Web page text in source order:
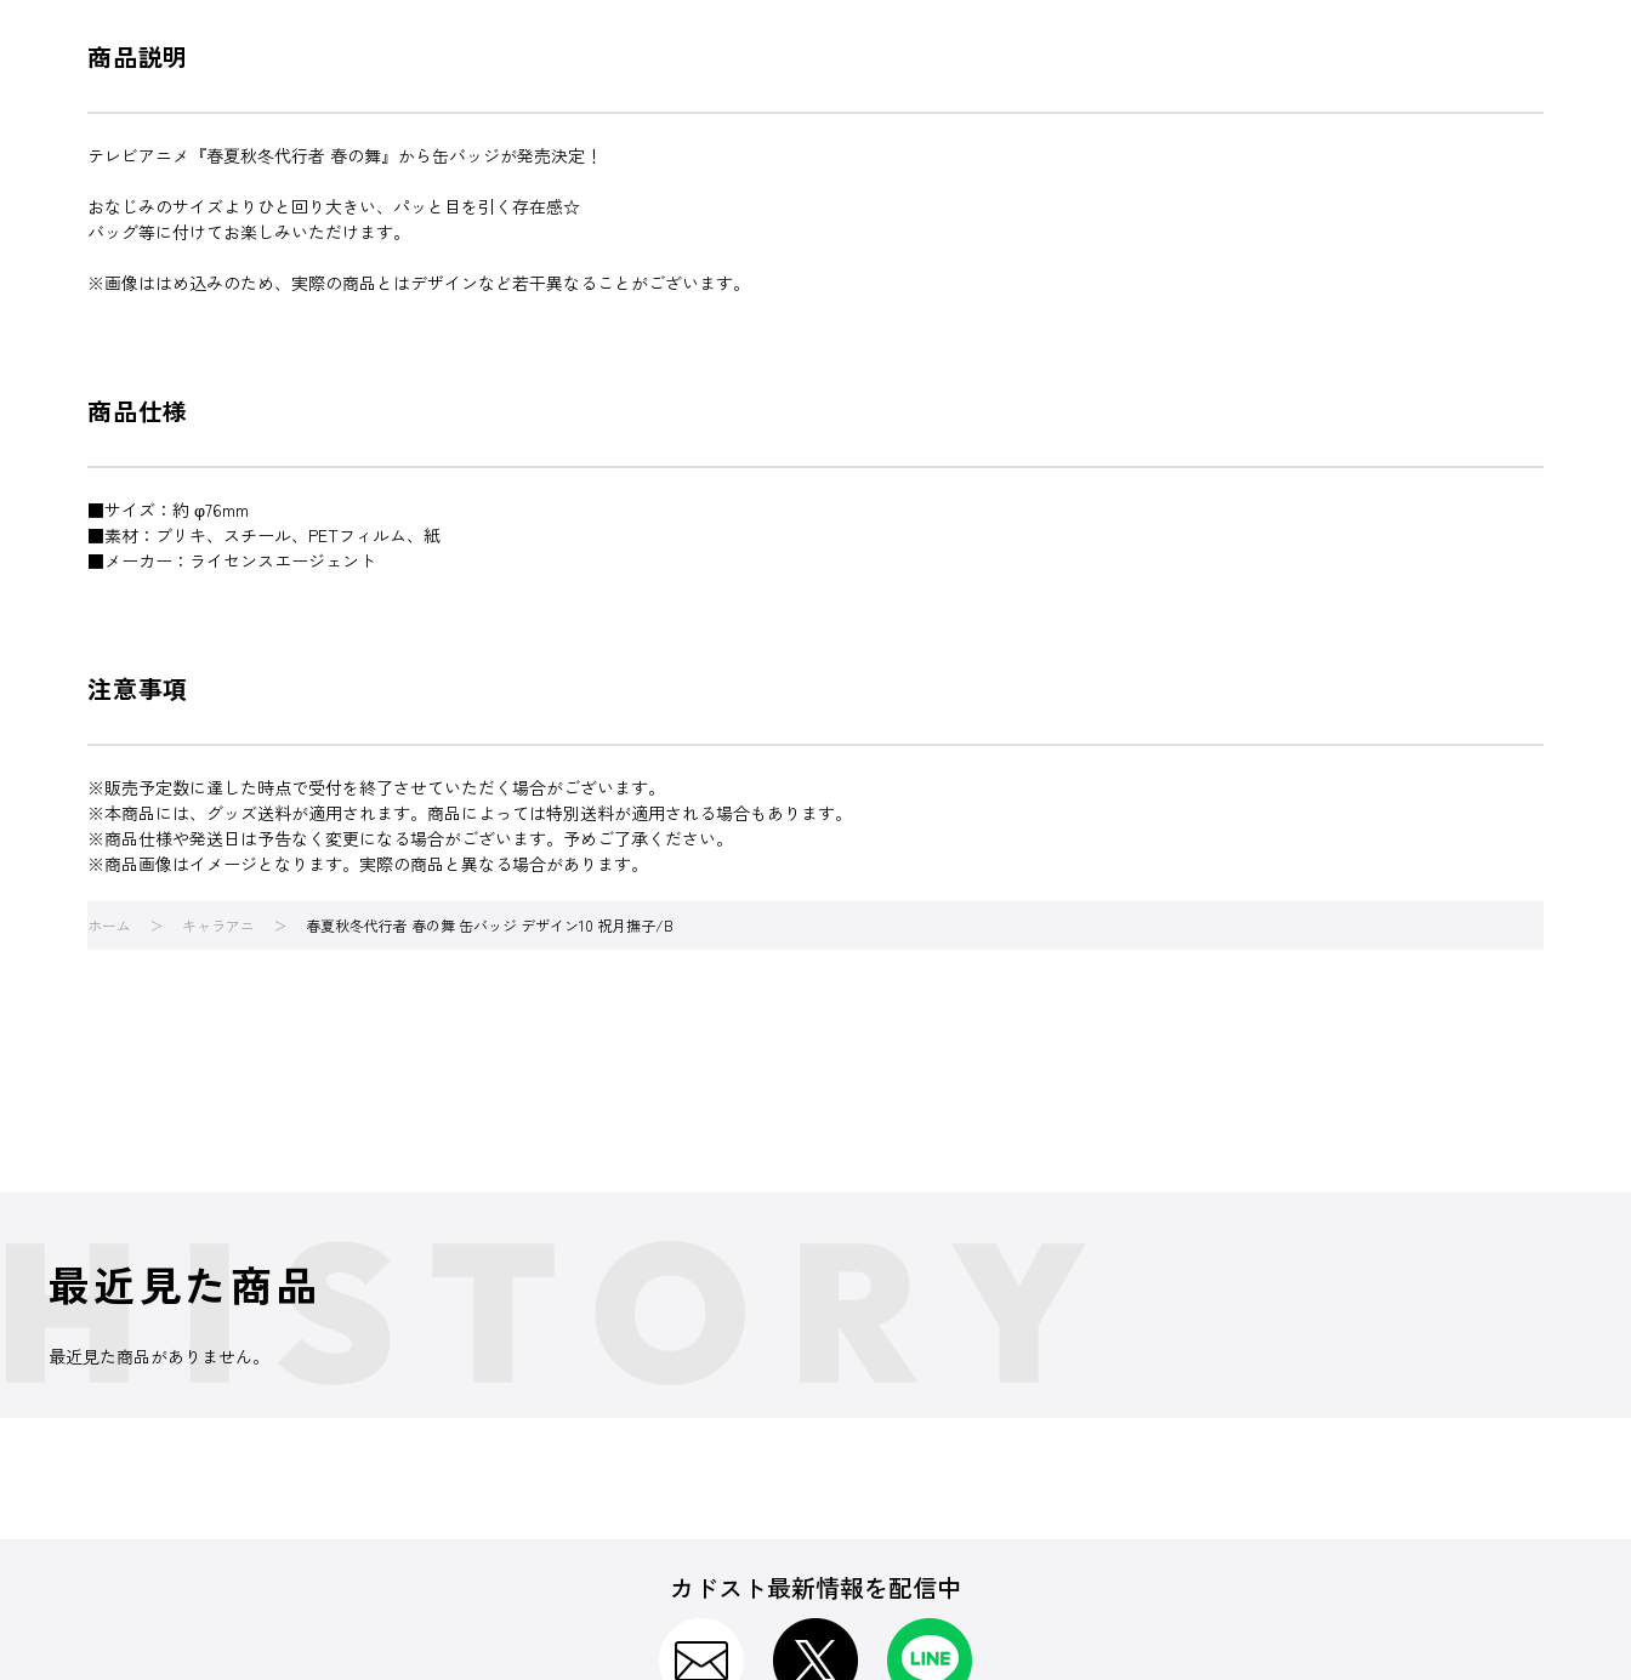
商品説明
テレビアニメ『春夏秋冬代行者 春の舞』から缶バッジが発売決定！
おなじみのサイズよりひと回り大きい、パッと目を引く存在感☆
バッグ等に付けてお楽しみいただけます。
※画像ははめ込みのため、実際の商品とはデザインなど若干異なることがございます。
商品仕様
■サイズ：約 φ76mm
■素材：ブリキ、スチール、PETフィルム、紙
■メーカー：ライセンスエージェント
注意事項
※販売予定数に達した時点で受付を終了させていただく場合がございます。
※本商品には、グッズ送料が適用されます。商品によっては特別送料が適用される場合もあります。
※商品仕様や発送日は予告なく変更になる場合がございます。予めご了承ください。
※商品画像はイメージとなります。実際の商品と異なる場合があります。
ホーム キャラアニ 春夏秋冬代行者 春の舞 缶バッジ デザイン10 祝月撫子/B
最近見た商品
最近見た商品がありません。
カドスト最新情報を配信中